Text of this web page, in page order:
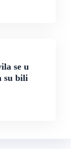
se u
su bili